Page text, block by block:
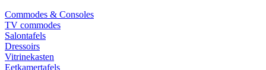
Commodes & Consoles
TV commodes
Salontafels
Dressoirs
Vitrinekasten
Eetkamertafels